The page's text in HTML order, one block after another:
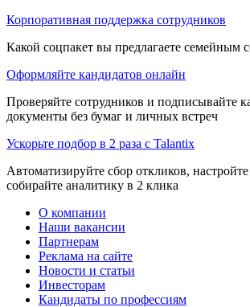
Корпоративная поддержка сотрудников
Какой соцпакет вы предлагаете семейным
Оформляйте кандидатов онлайн
Проверяйте сотрудников и подписывайте
документы без бумаг и личных встреч
Ускорьте подбор в 2 раза с Talantix
Автоматизируйте сбор откликов,
собирайте аналитику в 2 клика
О компании
Наши вакансии
Партнерам
Реклама на сайте
Новости и статьи
Инвесторам
Кандидаты по профессиям